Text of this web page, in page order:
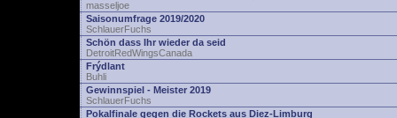
masseljoe
Saisonumfrage 2019/2020
SchlauerFuchs
Schön dass Ihr wieder da seid
DetroitRedWingsCanada
Frýdlant
Buhli
Gewinnspiel - Meister 2019
SchlauerFuchs
Pokalfinale gegen die Rockets aus Diez-Limburg